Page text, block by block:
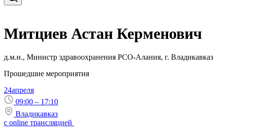
Митциев Астан Керменович
д.м.н., Министр здравоохранения РСО-Алания, г. Владикавказ
Прошедшие мероприятия
24апреля
09:00 – 17:10
Владикавказ
с online трансляцией